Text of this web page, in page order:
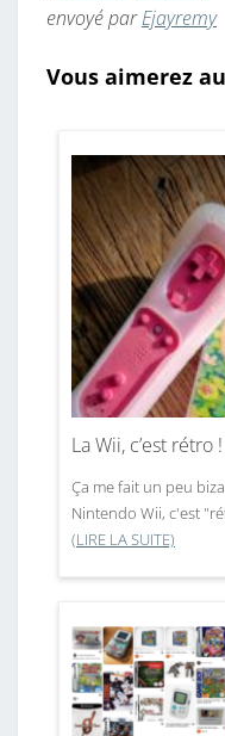
envoyé parEjayremy
Vous aimerez
La Wii, c’est rétro !
Ça me fait un peu
Nintendo Wii, c'est
(LIRE LA SUITE)